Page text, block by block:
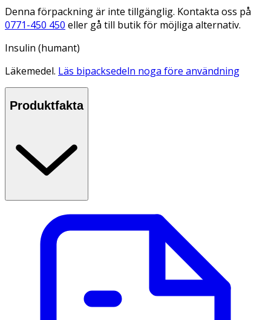
Denna förpackning är inte tillgänglig. Kontakta oss på
0771-450 450 eller gå till butik för möjliga alternativ.
Insulin (humant)
Läkemedel. Läs bipacksedeln noga före användning
Produktfakta